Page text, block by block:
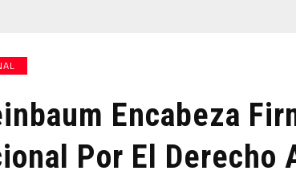
Encabeza
Por El Derecho